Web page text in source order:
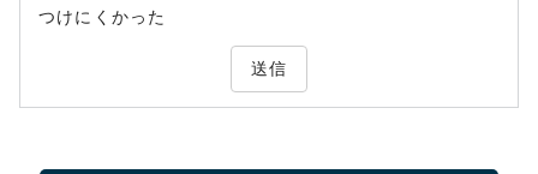
つけにくかった
送信